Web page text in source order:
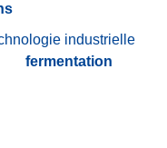
industrielle
fermentation